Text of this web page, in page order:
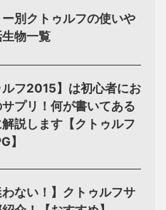
別クトゥルフの使いや
物一覧
ルフ2015】は初心者にお
プリ！何が書いてある
説します【クトゥルフ
】
わない！】クトゥルフサ